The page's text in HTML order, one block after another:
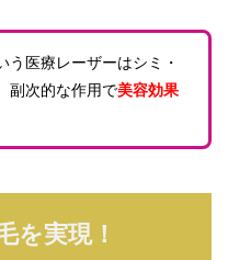
う医療レーザーはシミ・
副次的な作用で美容効果
を実現！